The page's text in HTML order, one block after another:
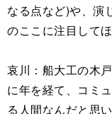
なる点など)や、演
のここに注目して
哀川：船大工の木
に年を経て、コミ
る人間なんだと思